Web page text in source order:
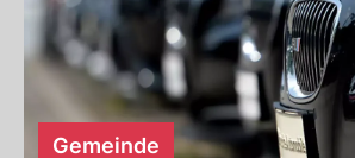
Gemeinde